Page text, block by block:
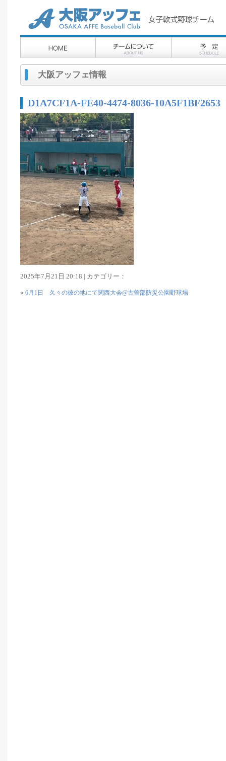
大阪アッフェ情報
D1A7CF1A-FE40-4474-8036-10A5F1BF2653
2025年7月21日 20:18 | カテゴリー：
« 6月1日 久々の彼の地にて関西大会@古曽部防災公園野球場